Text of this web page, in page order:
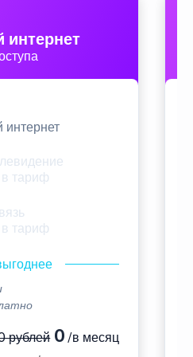
интернет
тариф
тариф
рублей0 /в месяц